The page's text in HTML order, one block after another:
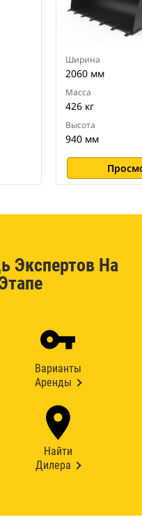
Ширина
2060 мм
Масса
426 кг
Высота
940 мм
Экспертов На
Варианты
Аренды
Найти
Дилера